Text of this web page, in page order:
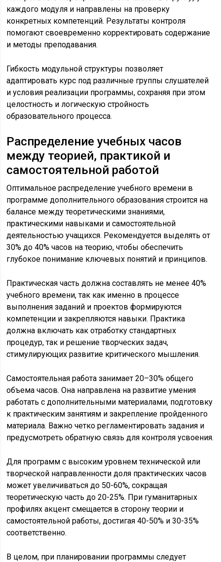
каждого модуля и направлены на проверку
конкретных компетенций. Результаты контроля
помогают своевременно корректировать содержание
и методы преподавания.
Гибкость модульной структуры позволяет
адаптировать курс под различные группы слушателей
и условия реализации программы, сохраняя при этом
целостность и логическую стройность
образовательного процесса.
Распределение учебных часов
между теорией, практикой и
самостоятельной работой
Оптимальное распределение учебного времени в
программе дополнительного образования строится на
балансе между теоретическими знаниями,
практическими навыками и самостоятельной
деятельностью учащихся. Рекомендуется выделять от
30% до 40% часов на теорию, чтобы обеспечить
глубокое понимание ключевых понятий и принципов.
Практическая часть должна составлять не менее 40%
учебного времени, так как именно в процессе
выполнения заданий и проектов формируются
компетенции и закрепляются навыки. Практика
должна включать как отработку стандартных
процедур, так и решение творческих задач,
стимулирующих развитие критического мышления.
Самостоятельная работа занимает 20–30% общего
объема часов. Она направлена на развитие умения
работать с дополнительными материалами, подготовку
к практическим занятиям и закрепление пройденного
материала. Важно четко регламентировать задания и
предусмотреть обратную связь для контроля усвоения.
Для программ с высоким уровнем технической или
творческой направленности доля практических часов
может увеличиваться до 50-60%, сокращая
теоретическую часть до 20-25%. При гуманитарных
профилях акцент смещается в сторону теории и
самостоятельной работы, достигая 40-50% и 30-35%
соответственно.
В целом, при планировании программы следует